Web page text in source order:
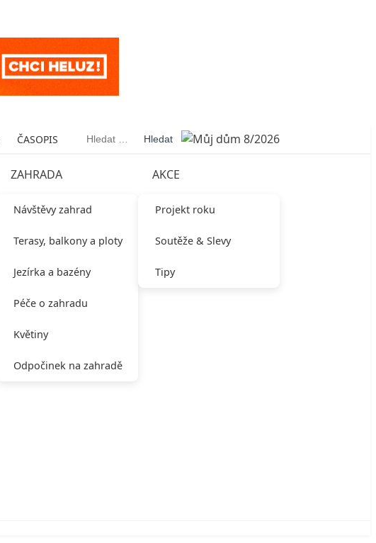
ČASOPIS Vyhledávání
ZAHRADA
Návštěvy zahrad
Terasy, balkony a ploty
Jezírka a bazény
Péče o zahradu
Květiny
Odpočinek na zahradě
AKCE
Projekt roku
Soutěže & Slevy
Tipy